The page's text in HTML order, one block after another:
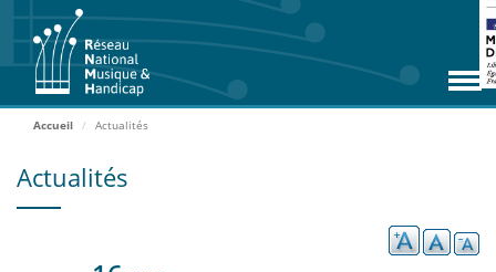
RNMH
Missions
Adhérents
contenu
principal
Accueil Actualités
Actualités